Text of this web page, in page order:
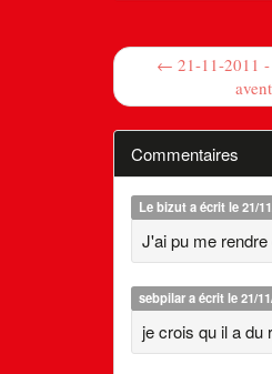
← 21-11-2011 -
Commentaires
Le bizuta écrit le 21/
J'ai pu me
sebpilara écrit le 21/
je crois qu il a du